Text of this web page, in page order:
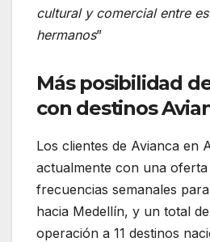
cultural y comercial entre
hermanos”
Más posibilidad
con destinos
Los clientes de Avianca en
actualmente con una oferta
frecuencias semanales
hacia Medellín, y un total
operación a 11 destinos